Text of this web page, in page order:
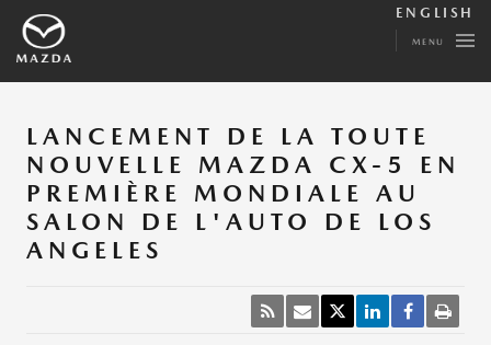
ENGLISH
MENU
LANCEMENT DE LA TOUTE
NOUVELLE MAZDA CX-5 EN
PREMIÈRE MONDIALE AU
SALON DE L'AUTO DE LOS
ANGELES